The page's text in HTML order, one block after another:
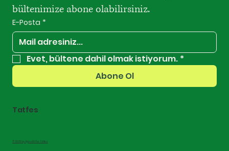
bültenimize abone olabilirsiniz.
E-Posta *
Evet, bültene dahil olmak istiyorum. *
Abone Ol
Tatfes
© 2025 by AjansRU For Tatfes